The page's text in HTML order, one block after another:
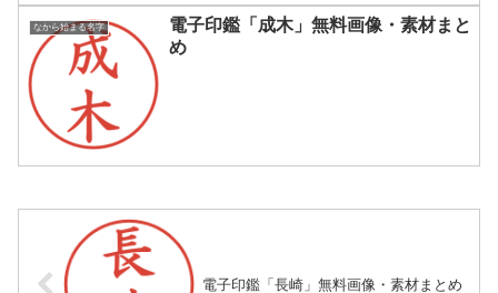
なから始まる名字
電子印鑑「成木」無料画像・素材まと
め
電子印鑑「長崎」無料画像・素材まとめ